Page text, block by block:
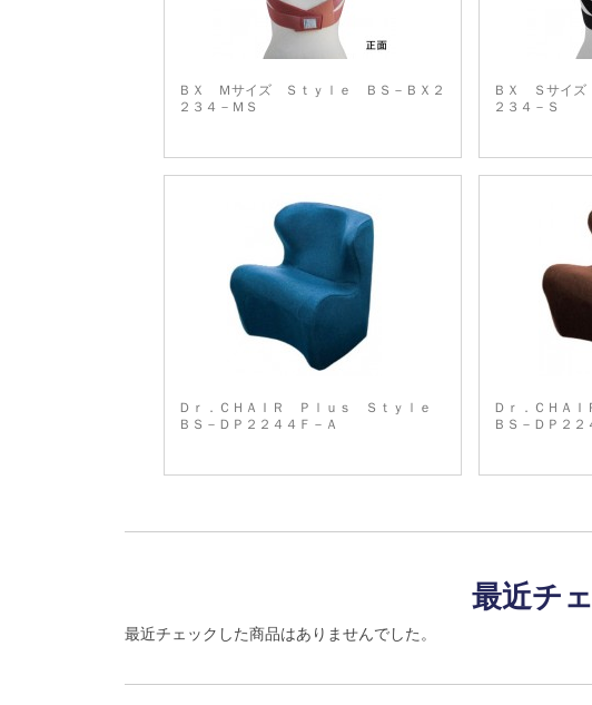
ＢＸ Ｍサイズ Ｓｔｙｌｅ ＢＳ－ＢＸ２
２３４－ＭＳ
ＢＸ Ｓサイ
２３４－Ｓ
Ｄｒ．ＣＨＡＩＲ Ｐｌｕｓ Ｓｔｙｌｅ
ＢＳ－ＤＰ２２４４Ｆ－Ａ
Ｄｒ．ＣＨＡ
ＢＳ－ＤＰ２２
最近チ
最近チェックした商品はありませんでした。